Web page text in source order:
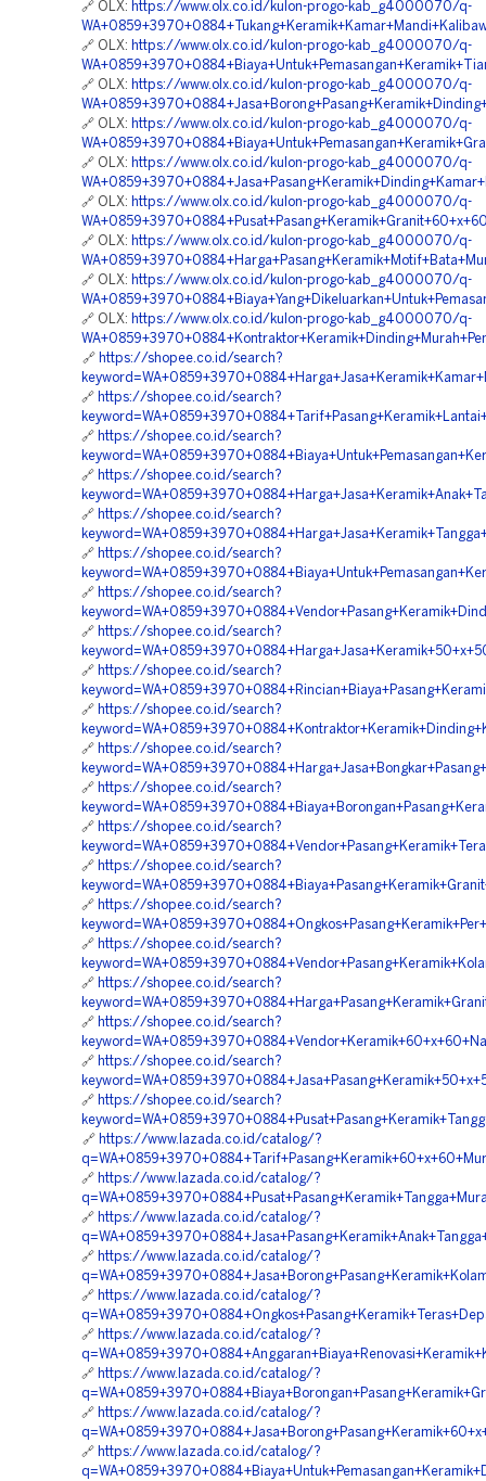
🔗 OLX: https://www.olx.co.id/kulon-progo-kab_g4000070/q-
🔗 OLX: https://www.olx.co.id/kulon-progo-kab_g4000070/q-
🔗 OLX: https://www.olx.co.id/kulon-progo-kab_g4000070/q-
🔗 OLX: https://www.olx.co.id/kulon-progo-kab_g4000070/q-
🔗 OLX: https://www.olx.co.id/kulon-progo-kab_g4000070/q-
🔗 OLX: https://www.olx.co.id/kulon-progo-kab_g4000070/q-
🔗 OLX: https://www.olx.co.id/kulon-progo-kab_g4000070/q-
🔗 OLX: https://www.olx.co.id/kulon-progo-kab_g4000070/q-
🔗 OLX: https://www.olx.co.id/kulon-progo-kab_g4000070/q-
🔗 https://shopee.co.id/search?
🔗 https://shopee.co.id/search?
🔗 https://shopee.co.id/search?
🔗 https://shopee.co.id/search?
🔗 https://shopee.co.id/search?
🔗 https://shopee.co.id/search?
🔗 https://shopee.co.id/search?
🔗 https://shopee.co.id/search?
🔗 https://shopee.co.id/search?
🔗 https://shopee.co.id/search?
🔗 https://shopee.co.id/search?
🔗 https://shopee.co.id/search?
🔗 https://shopee.co.id/search?
🔗 https://shopee.co.id/search?
🔗 https://shopee.co.id/search?
🔗 https://shopee.co.id/search?
🔗 https://shopee.co.id/search?
🔗 https://shopee.co.id/search?
🔗 https://shopee.co.id/search?
🔗 https://shopee.co.id/search?
🔗 https://www.lazada.co.id/catalog/?
🔗 https://www.lazada.co.id/catalog/?
🔗 https://www.lazada.co.id/catalog/?
🔗 https://www.lazada.co.id/catalog/?
🔗 https://www.lazada.co.id/catalog/?
🔗 https://www.lazada.co.id/catalog/?
🔗 https://www.lazada.co.id/catalog/?
🔗 https://www.lazada.co.id/catalog/?
🔗 https://www.lazada.co.id/catalog/?